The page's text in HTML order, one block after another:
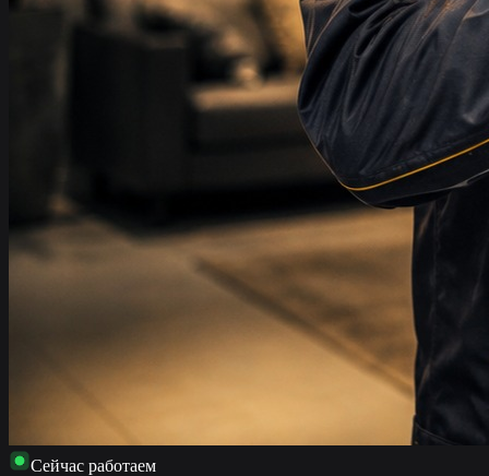
Сейчас работаем